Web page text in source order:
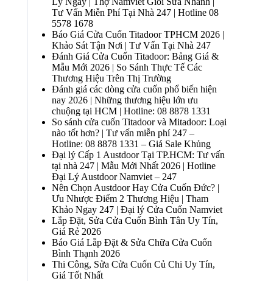
Tư Vấn Miễn Phí Tại Nhà 247 | Hotline 08
5578 1678
Báo Giá Cửa Cuốn Titadoor TPHCM 2026 |
Khảo Sát Tận Nơi | Tư Vấn Tại Nhà 247
Đánh Giá Cửa Cuốn Titadoor: Bảng Giá &
Mẫu Mới 2026 | So Sánh Thực Tế Các
Thương Hiệu Trên Thị Trường
Đánh giá các dòng cửa cuốn phổ biến hiện
nay 2026 | Những thương hiệu lớn ưu
chuộng tại HCM | Hotline: 08 8878 1331
So sánh cửa cuốn Titadoor và Mitadoor: Loại
nào tốt hơn? | Tư vấn miễn phí 247 –
Hotline: 08 8878 1331 – Giá Sale Khủng
Đại lý Cấp 1 Austdoor Tại TP.HCM: Tư vấn
tại nhà 247 | Mẫu Mới Nhất 2026 | Hotline
Đại Lý Austdoor Namviet – 247
Nên Chọn Austdoor Hay Cửa Cuốn Đức? |
Ưu Nhược Điểm 2 Thương Hiệu | Tham
Khảo Ngay 247 | Đại lý Cửa Cuốn Namviet
Lắp Đặt, Sửa Cửa Cuốn Bình Tân Uy Tín,
Giá Rẻ 2026
Báo Giá Lắp Đặt & Sửa Chữa Cửa Cuốn
Bình Thạnh 2026
Thi Công, Sửa Cửa Cuốn Củ Chi Uy Tín,
Giá Tốt Nhất